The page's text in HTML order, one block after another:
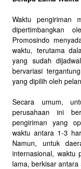
Waktu pengiriman
dipertimbangkan
Promosindo
waktu, terutama
yang sudah
bervariasi
yang dipilih oleh
Secara umum,
perusahaan ini
pengiriman yang
waktu antara 1-3
Namun, untuk
internasional, waktu
lama, berkisar